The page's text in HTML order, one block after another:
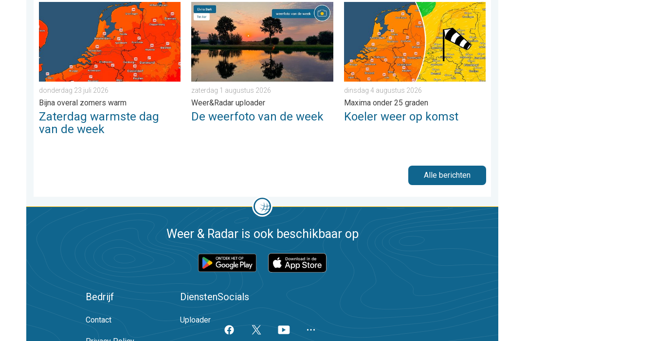
Zaterdag warmste dag van de week. Bijna overal zomers warm. . . donderdag 23 juli 2026
donderdag 23 juli 2026
Bijna overal zomers warm
Zaterdag warmste dag
van de week
De weerfoto van de week. Weer&Radar uploader. . . zaterdag 1 augustus 2026
zaterdag 1 augustus 2026
Weer&Radar uploader
De weerfoto van de week
Koeler weer op komst. Maxima onder 25 graden. . . dinsdag 4 augustus 2026
dinsdag 4 augustus 2026
Maxima onder 25 graden
Koeler weer op komst
Alle berichten
Weer & Radar is ook beschikbaar op
Bedrijf
Contact
Diensten
Uploader
Socials